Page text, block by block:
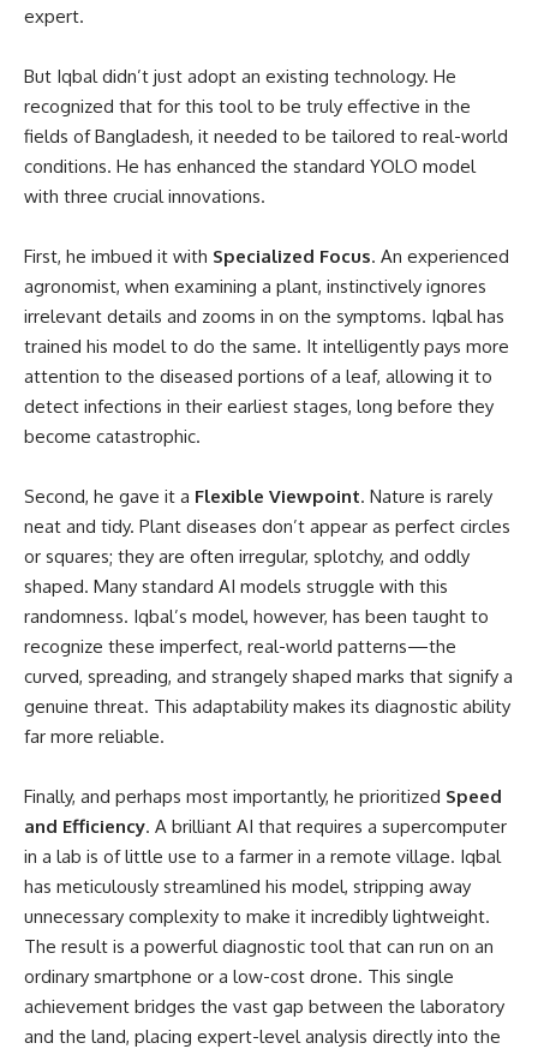
expert.
But Iqbal didn’t just adopt an existing technology. He
recognized that for this tool to be truly effective in the
fields of Bangladesh, it needed to be tailored to real-world
conditions. He has enhanced the standard YOLO model
with three crucial innovations.
First, he imbued it with Specialized Focus. An experienced
agronomist, when examining a plant, instinctively ignores
irrelevant details and zooms in on the symptoms. Iqbal has
trained his model to do the same. It intelligently pays more
attention to the diseased portions of a leaf, allowing it to
detect infections in their earliest stages, long before they
become catastrophic.
Second, he gave it a Flexible Viewpoint. Nature is rarely
neat and tidy. Plant diseases don’t appear as perfect circles
or squares; they are often irregular, splotchy, and oddly
shaped. Many standard AI models struggle with this
randomness. Iqbal’s model, however, has been taught to
recognize these imperfect, real-world patterns—the
curved, spreading, and strangely shaped marks that signify a
genuine threat. This adaptability makes its diagnostic ability
far more reliable.
Finally, and perhaps most importantly, he prioritized Speed
and Efficiency. A brilliant AI that requires a supercomputer
in a lab is of little use to a farmer in a remote village. Iqbal
has meticulously streamlined his model, stripping away
unnecessary complexity to make it incredibly lightweight.
The result is a powerful diagnostic tool that can run on an
ordinary smartphone or a low-cost drone. This single
achievement bridges the vast gap between the laboratory
and the land, placing expert-level analysis directly into the